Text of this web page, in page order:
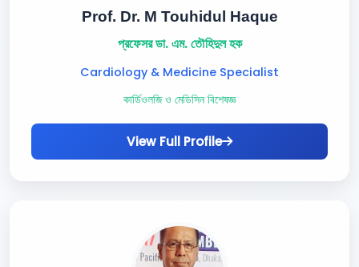
Prof. Dr. M Touhidul Haque
প্রফেসর ডা. এম. তৌহিদুল হক
Cardiology & Medicine Specialist
কার্ডিওলজি ও মেডিসিন বিশেষজ্ঞ
View Full Profile